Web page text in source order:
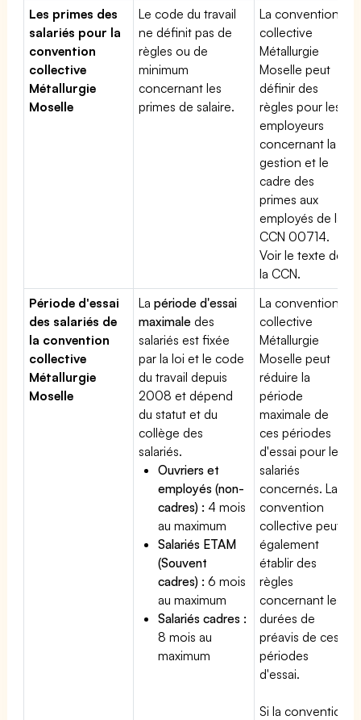
Les primes des
salariés pour la
convention
collective
Métallurgie
Moselle
Le code du travail
ne définit pas de
règles ou de
minimum
concernant les
primes de salaire.
La convention
collective
Métallurgie
Moselle peut
définir des
règles pour les
employeurs
concernant la
gestion et le
cadre des
primes aux
employés de la
CCN 00714.
Voir le texte de
la CCN.
Période d'essai
des salariés de
la convention
collective
Métallurgie
Moselle
Lapériode d'essai
maximale des
salariés est fixée
par la loi et le code
du travail depuis
2008 et dépend
du statut et du
collège des
salariés.
Ouvriers et
employés (non-
cadres) : 4 mois
au maximum
Salariés ETAM
(Souvent
cadres) : 6 mois
au maximum
Salariés cadres :
8 mois au
maximum
La convention
collective
Métallurgie
Moselle peut
réduire la
période
maximale de
ces périodes
d'essai pour les
salariés
concernés. La
convention
collective peut
également
établir des
règles
concernant les
durées de
préavis de ces
périodes
d'essai.
Si la convention